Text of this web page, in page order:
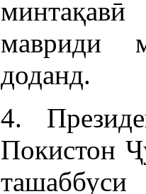
мавриди
доданд.
4.
Покистон